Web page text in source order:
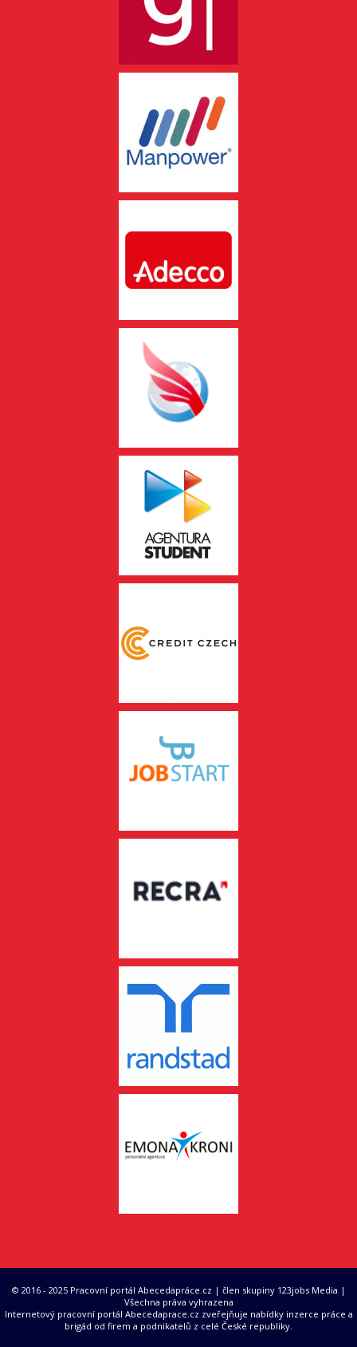
© 2016 - 2025 Pracovní portál Abecedapráce.cz | člen skupiny 123jobs Media |
Všechna práva vyhrazena
Internetový pracovní portál Abecedaprace.cz zveřejňuje nabídky inzerce práce a
brigád od firem a podnikatelů z celé České republiky.